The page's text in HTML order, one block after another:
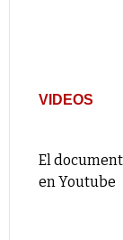
VIDEOS
El
en Youtube